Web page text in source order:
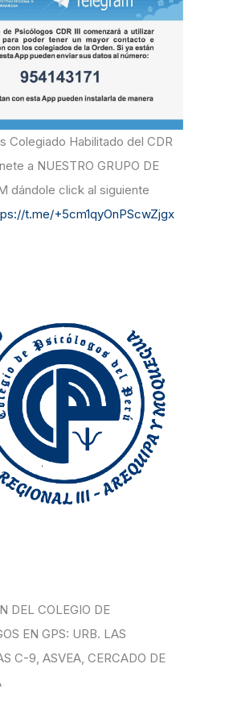
Colegiado Habilitado del CDR
a NUESTRO GRUPO DE
dándole click al siguiente
t.me/+5cm1qyOnPScwZjgx
EN GPS: URB. LAS
C-9, ASVEA, CERCADO DE